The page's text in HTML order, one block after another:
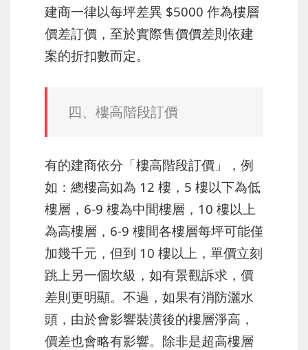
建商一律以每坪差異 $5000 作為樓層
價差訂價，至於實際售價價差則依建
案的折扣數而定。
四、樓高階段訂價
有的建商依分「樓高階段訂價」，例
如：總樓高如為 12 樓，5 樓以下為低
樓層，6-9 樓為中間樓層，10 樓以上
為高樓層，6-9 樓間各樓層每坪可能僅
加幾千元，但到 10 樓以上，單價立刻
跳上另一個坎級，如有景觀訴求，價
差則更明顯。不過，如果有消防灑水
頭，由於會影響裝潢後的樓層淨高，
價差也會略有影響。除非是超高樓層